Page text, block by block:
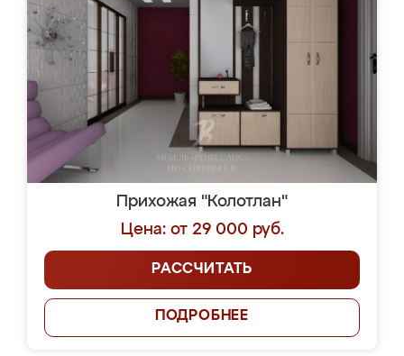
Прихожая "Колотлан"
Цена: от 29 000 руб.
РАССЧИТАТЬ
ПОДРОБНЕЕ